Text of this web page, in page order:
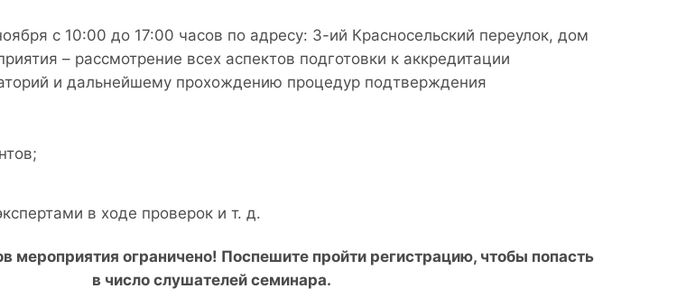
с 10:00 до 17:00 часов по адресу: 3-ий Красносельский переулок, дом
– рассмотрение всех аспектов подготовки к аккредитации
и дальнейшему прохождению процедур подтверждения
в ходе проверок и т. д.
мероприятия ограничено! Поспешите пройти регистрацию, чтобы попасть
в число слушателей семинара.